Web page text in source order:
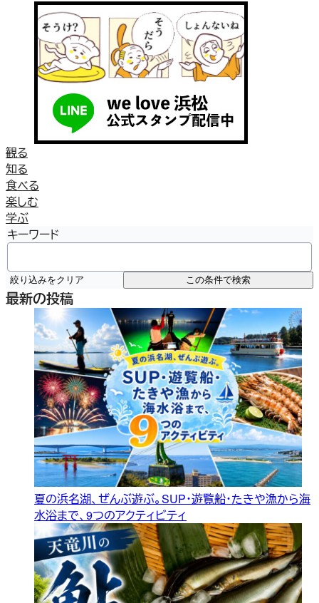
観る
知る
食べる
楽しむ
学ぶ
キーワード
絞り込みをクリア この条件で検索
最新の投稿
夏の浜名湖、ぜんぶ遊ぶ。SUP・遊覧船・たきや漁から海
水浴まで、9つのアクティビティ